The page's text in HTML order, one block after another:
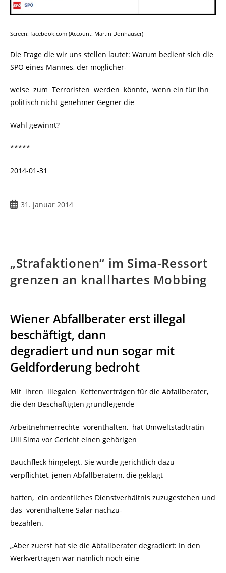
Screen: facebook.com (Account: Martin Donhauser)
Die Frage die wir uns stellen lautet: Warum bedient sich die
SPÖ eines Mannes, der möglicher-
weise zum Terroristen werden könnte, wenn ein für ihn
politisch nicht genehmer Gegner die
Wahl gewinnt?
*****
2014-01-31
31. Januar 2014
„Strafaktionen“ im Sima-Ressort
grenzen an knallhartes Mobbing
Wiener Abfallberater erst illegal
beschäftigt, dann
degradiert und nun sogar mit
Geldforderung bedroht
Mit ihren illegalen Kettenverträgen für die Abfallberater,
die den Beschäftigten grundlegende
Arbeitnehmerrechte vorenthalten, hat Umweltstadträtin
Ulli Sima vor Gericht einen gehörigen
Bauchfleck hingelegt. Sie wurde gerichtlich dazu
verpflichtet, jenen Abfallberatern, die geklagt
hatten, ein ordentliches Dienstverhältnis zuzugestehen und
das vorenthaltene Salär nachzu-
bezahlen.
„Aber zuerst hat sie die Abfallberater degradiert: In den
Werkverträgen war nämlich noch eine